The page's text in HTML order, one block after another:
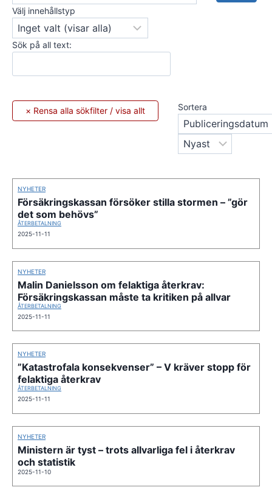
Välj innehållstyp
Sök på all text:
Sortera
NYHETER
Försäkringskassan försöker stilla stormen – ”gör
det som behövs”
ÅTERBETALNING
2025-11-11
NYHETER
Malin Danielsson om felaktiga återkrav:
Försäkringskassan måste ta kritiken på allvar
ÅTERBETALNING
2025-11-11
NYHETER
”Katastrofala konsekvenser” – V kräver stopp för
felaktiga återkrav
ÅTERBETALNING
2025-11-11
NYHETER
Ministern är tyst – trots allvarliga fel i återkrav
och statistik
2025-11-10